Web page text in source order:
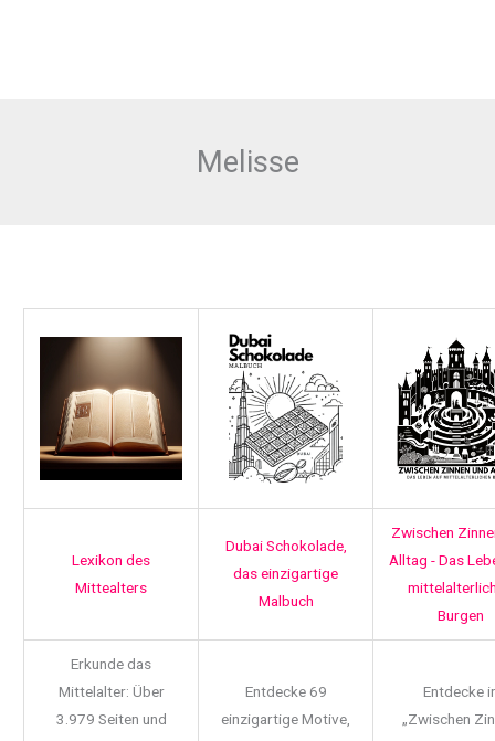
Melisse
Lexikon des
Mittealters
Dubai Schokolade,
das einzigartige
Malbuch
Zwischen
Alltag - Das
Burgen
Erkunde das
Mittelalter: Über
3.979 Seiten und
Entdecke 69
einzigartige Motive,
Entdecke
„Zwischen